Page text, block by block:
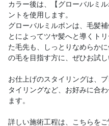
カラー後は、【グローバルミ
ントを使用します。
グローバルミルボンは、毛髪
とによってツヤ髪へと導くト
た毛先も、しっとりなめらか
の毛を目指す方に、ぜひお試し
お仕上げのスタイリングは、
タイリングなど、お好みに合
ます。
詳しい施術工程は、こちらをご